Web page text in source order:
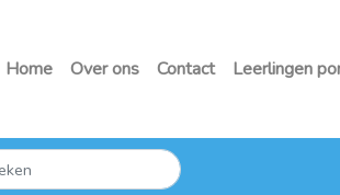
Home Over ons Contact Leerlingen